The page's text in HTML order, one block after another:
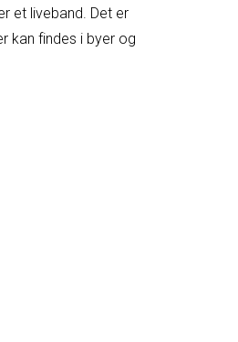
et liveband. Det er
kan findes i byer og